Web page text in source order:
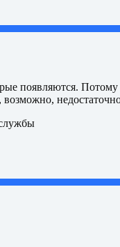
появляются.
возможно,